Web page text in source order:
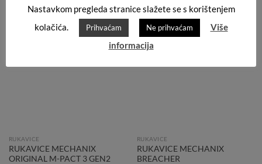
Add to
Wishlist
RUKAVICE
RUKAVICE MECHANIX
ORIGINAL M-PACT 3 GEN2
RUKAVICE
RUKAVICE MECHANIX
BREACHER
Nastavkom pregleda stranice slažete se s korištenjem
kolačića.
Prihvaćam Ne prihvaćam
Više
informacija